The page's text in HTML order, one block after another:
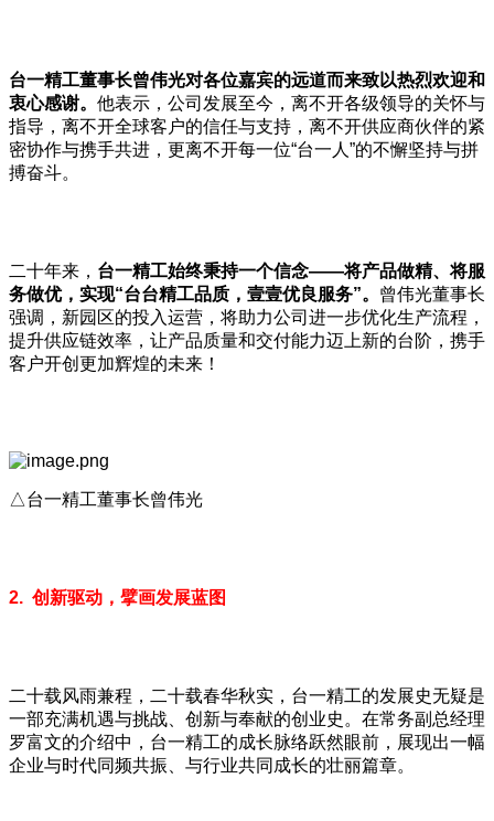
台一精工董事长曾伟光对各位嘉宾的远道而来致以热烈欢迎和
衷心感谢。 他表示，公司发展至今，离不开各级领导的关怀与
指导，离不开全球客户的信任与支持，离不开供应商伙伴的紧
密协作与携手共进，更离不开每一位“台一人”的不懈坚持与拼
搏奋斗。
二十年来， 台一精工始终秉持一个信念——将产品做精、将服
务做优，实现“台台精工品质，壹壹优良服务”。 曾伟光董事长
强调，新园区的投入运营，将助力公司进一步优化生产流程，
提升供应链效率，让产品质量和交付能力迈上新的台阶，携手
客户开创更加辉煌的未来！
△台一精工董事长曾伟光
2. 创新驱动，擘画发展蓝图
二十载风雨兼程，二十载春华秋实，台一精工的发展史无疑是
一部充满机遇与挑战、创新与奉献的创业史。在常务副总经理
罗富文的介绍中，台一精工的成长脉络跃然眼前，展现出一幅
企业与时代同频共振、与行业共同成长的壮丽篇章。